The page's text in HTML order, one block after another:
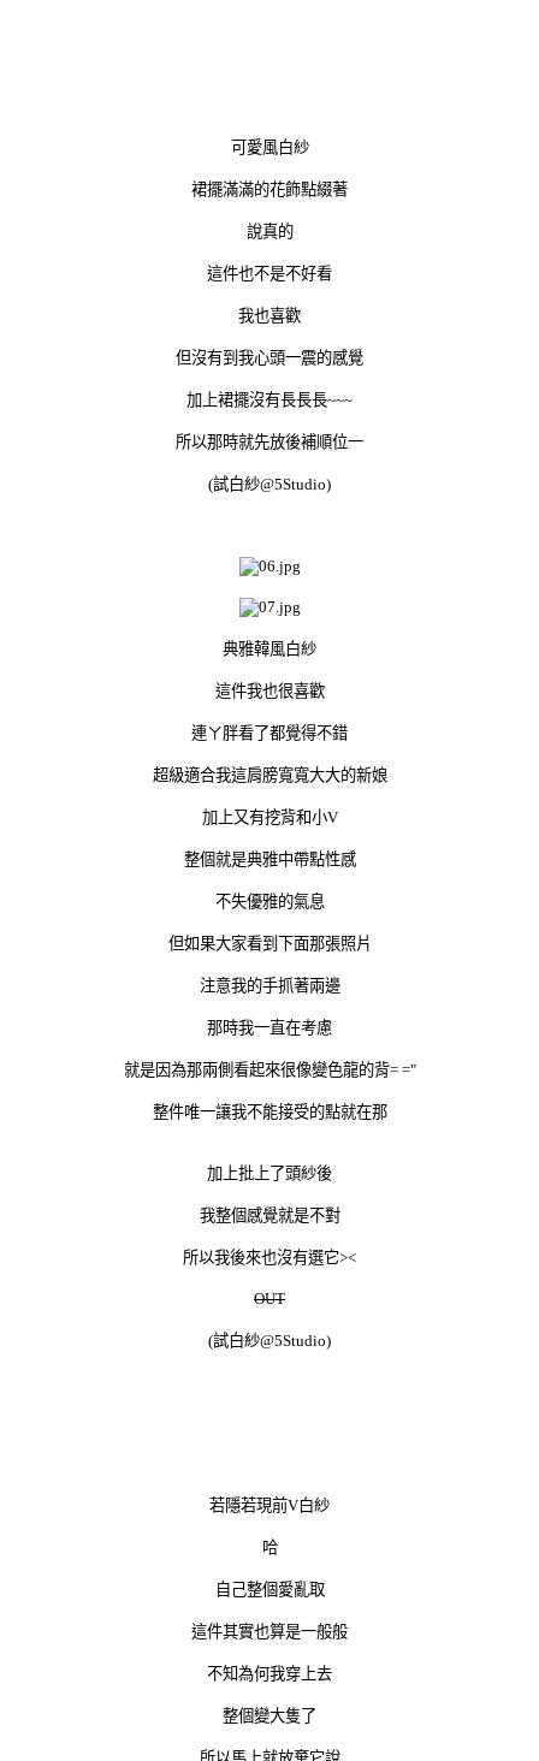
可愛風白紗
裙擺滿滿的花飾點綴著
說真的
這件也不是不好看
我也喜歡
但沒有到我心頭一震的感覺
加上裙擺沒有長長長~~~
所以那時就先放後補順位一
(試白紗@5Studio)
典雅韓風白紗
這件我也很喜歡
連ㄚ胖看了都覺得不錯
超級適合我這肩膀寬寬大大的新娘
加上又有挖背和小V
整個就是典雅中帶點性感
不失優雅的氣息
但如果大家看到下面那張照片
注意我的手抓著兩邊
那時我一直在考慮
就是因為那兩側看起來很像變色龍的背= ="
整件唯一讓我不能接受的點就在那
加上批上了頭紗後
我整個感覺就是不對
所以我後來也沒有選它><
OUT
(試白紗@5Studio)
若隱若現前V白紗
哈
自己整個愛亂取
這件其實也算是一般般
不知為何我穿上去
整個變大隻了